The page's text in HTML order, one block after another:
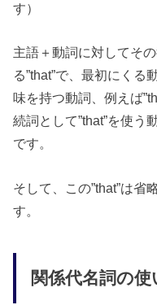
す）
主語＋動詞に対してそ
る”that”で、最初にくる
味を持つ動詞、例えば
続詞として”that”を使う
です。
そして、この”that”は省
す。
関係代名詞の使